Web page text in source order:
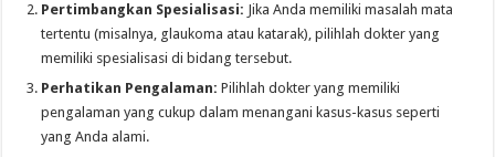
Pertimbangkan Spesialisasi: Jika Anda memiliki masalah mata
tertentu (misalnya, glaukoma atau katarak), pilihlah dokter yang
memiliki spesialisasi di bidang tersebut.
Perhatikan Pengalaman: Pilihlah dokter yang memiliki
pengalaman yang cukup dalam menangani kasus-kasus seperti
yang Anda alami.